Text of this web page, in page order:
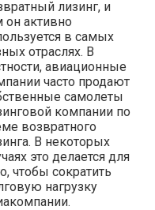
лизинг, и
он активно
в самых
отраслях. В
авиационные
часто продают
самолеты
компании по
возвратного
В некоторых
это делается для
чтобы сократить
нагрузку